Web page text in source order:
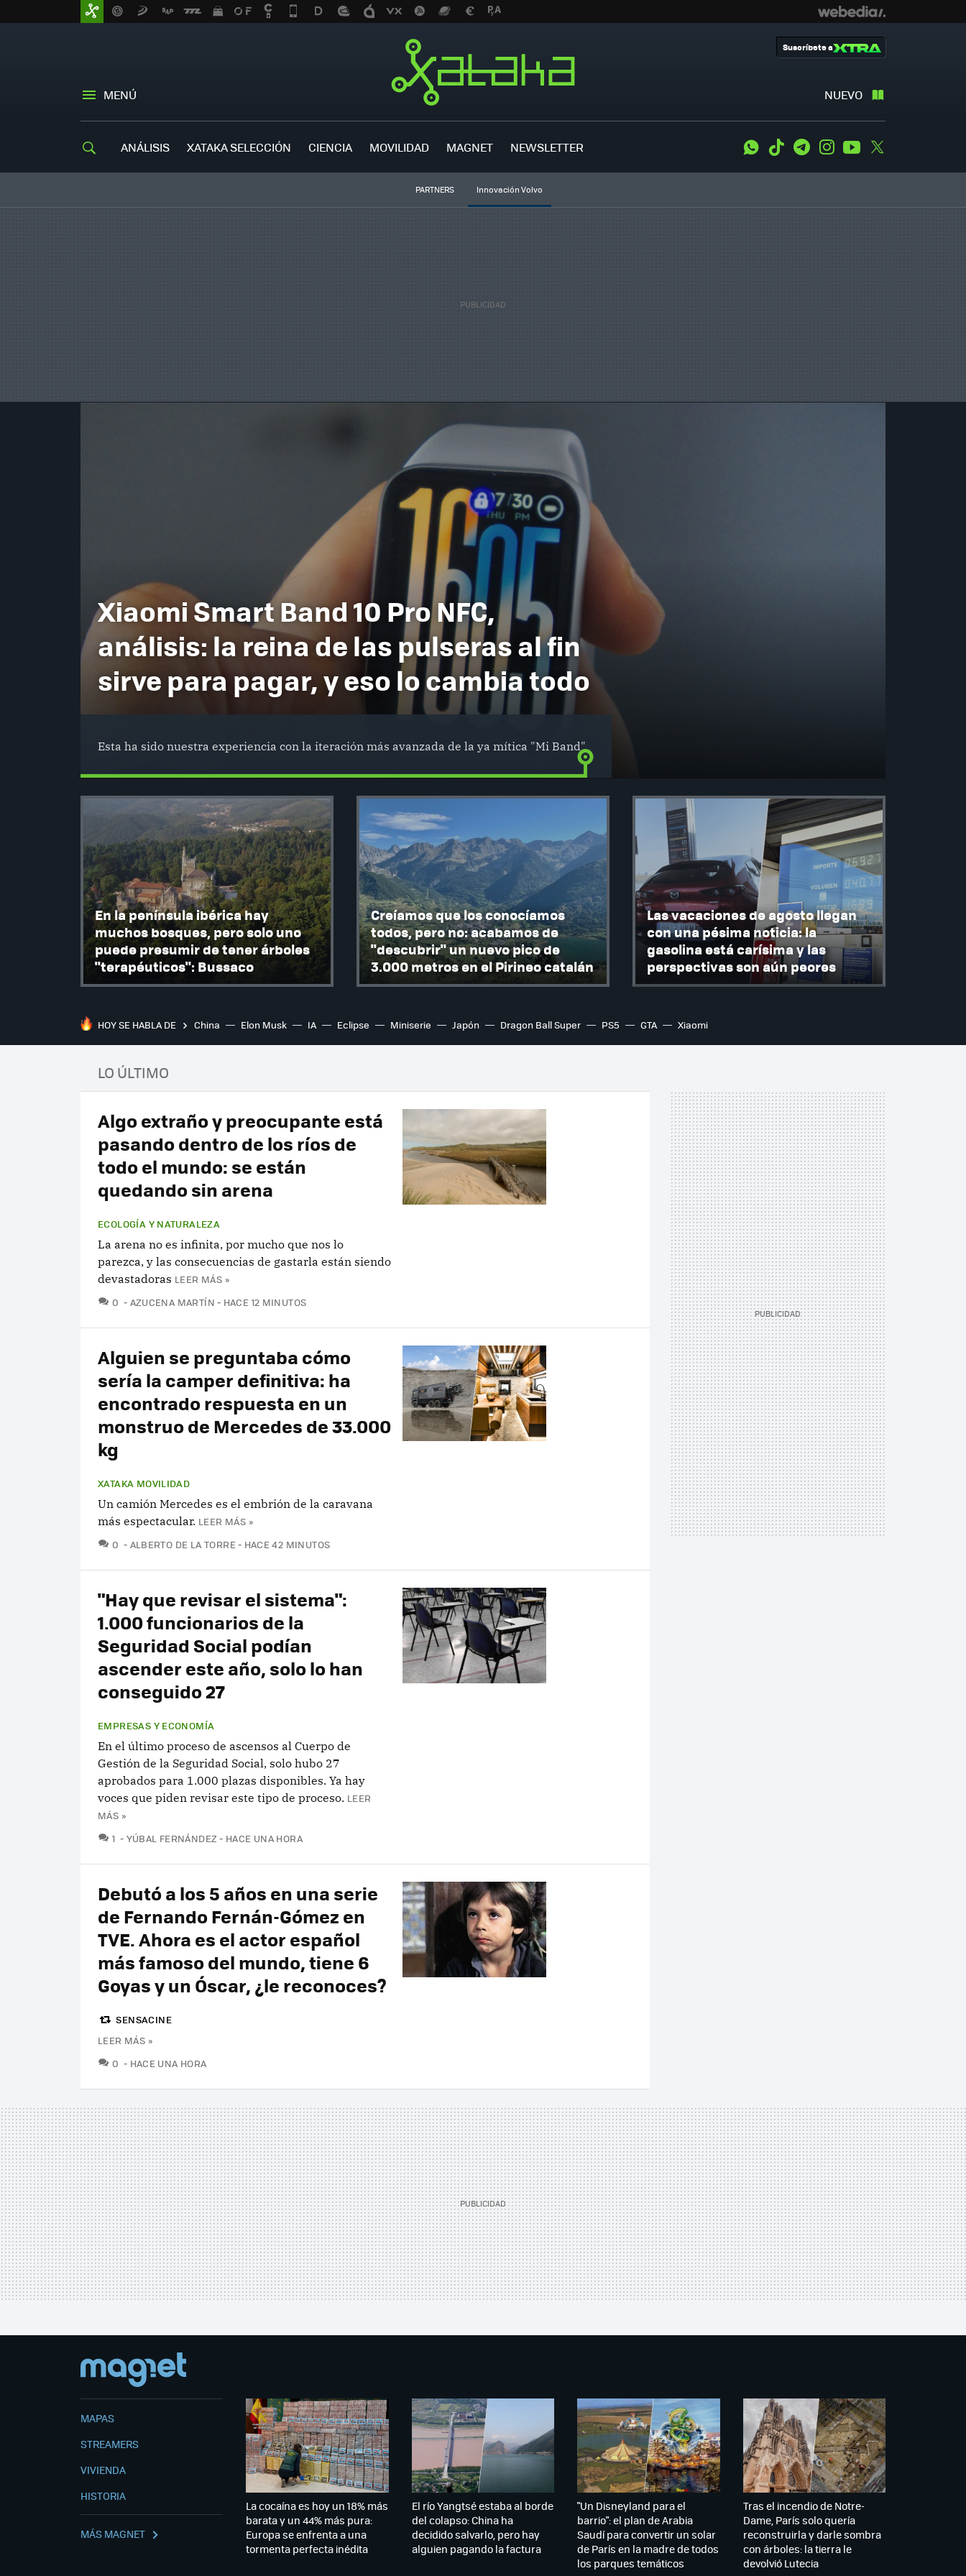
MENÚ NUEVO
Suscríbete a
ANÁLISIS XATAKA SELECCIÓN CIENCIA MOVILIDAD MAGNET NEWSLETTER WhatsApp
Tiktok TelegramInstagramYoutube
PARTNERS Innovación Volvo
Xiaomi Smart Band 10 Pro NFC,
análisis: la reina de las pulseras al fin
sirve para pagar, y eso lo cambia todo
Esta ha sido nuestra experiencia con la iteración más avanzada de la ya mítica "Mi Band"
En la península ibérica hay
muchos bosques, pero solo uno
puede presumir de tener árboles
"terapéuticos": Bussaco
Creíamos que los conocíamos
todos, pero no: acabamos de
"descubrir" un nuevo pico de
3.000 metros en el Pirineo catalán
Las vacaciones de agosto llegan
con una pésima noticia: la
gasolina está carísima y las
perspectivas son aún peores
HOY SE HABLA DE China Elon Musk IA Eclipse Miniserie Japón Dragon Ball Super PS5 GTA Xiaomi
LO ÚLTIMO
Algo extraño y preocupante está
pasando dentro de los ríos de
todo el mundo: se están
quedando sin arena
ECOLOGÍA Y NATURALEZA
La arena no es infinita, por mucho que nos lo
parezca, y las consecuencias de gastarla están siendo
devastadoras LEER MÁS »
0 COMENTARIOS
AZUCENA MARTÍN HACE 12 MINUTOS
Alguien se preguntaba cómo
sería la camper definitiva: ha
encontrado respuesta en un
monstruo de Mercedes de 33.000
kg
XATAKA MOVILIDAD
Un camión Mercedes es el embrión de la caravana
más espectacular. LEER MÁS »
0 COMENTARIOS
ALBERTO DE LA TORRE HACE 42 MINUTOS
"Hay que revisar el sistema":
1.000 funcionarios de la
Seguridad Social podían
ascender este año, solo lo han
conseguido 27
EMPRESAS Y ECONOMÍA
En el último proceso de ascensos al Cuerpo de
Gestión de la Seguridad Social, solo hubo 27
aprobados para 1.000 plazas disponibles. Ya hay
voces que piden revisar este tipo de proceso. LEER
MÁS »
1 COMENTARIOS
YÚBAL FERNÁNDEZ HACE UNA HORA
Debutó a los 5 años en una serie
de Fernando Fernán-Gómez en
TVE. Ahora es el actor español
más famoso del mundo, tiene 6
Goyas y un Óscar, ¿le reconoces?
SENSACINE
LEER MÁS »
0 COMENTARIOS
HACE UNA HORA
MAPAS
STREAMERS
VIVIENDA
HISTORIA
MÁS MAGNET
La cocaína es hoy un 18% más
barata y un 44% más pura:
Europa se enfrenta a una
tormenta perfecta inédita
El río Yangtsé estaba al borde
del colapso: China ha
decidido salvarlo, pero hay
alguien pagando la factura
"Un Disneyland para el
barrio": el plan de Arabia
Saudí para convertir un solar
de París en la madre de todos
los parques temáticos
Tras el incendio de Notre-
Dame, París solo quería
reconstruirla y darle sombra
con árboles: la tierra le
devolvió Lutecia